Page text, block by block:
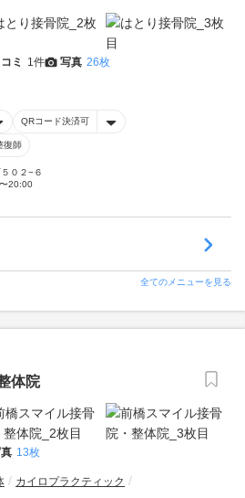
ミ 1件 写真 26枚
QRコード決済可
復師
０２−６
20:00
全てのメニューを見る
体院
13枚
カイロプラクティック